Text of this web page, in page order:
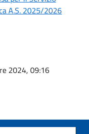
A.S. 2025/2026
2024, 09:16